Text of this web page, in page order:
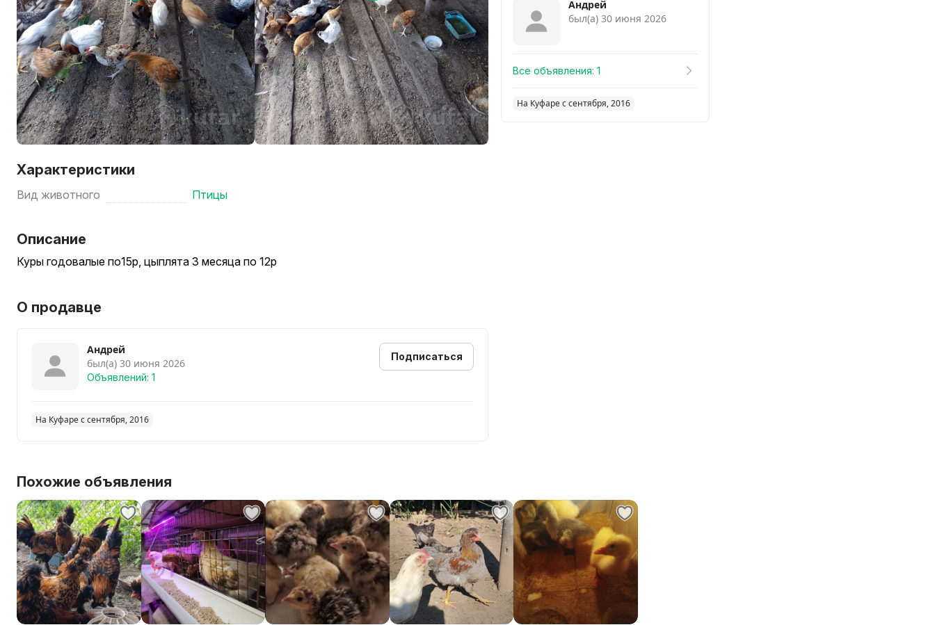
Характеристики
Вид животного Птицы
Описание
Куры годовалые по15р, цыплята 3 месяца по 12р
О продавце
Андрей
был(а) 30 июня 2026
Объявлений: 1
Подписаться
На Куфаре с сентября, 2016
Похожие объявления
Андрей
был(а) 30 июня 2026
Все объявления: 1
На Куфаре с сентября, 2016